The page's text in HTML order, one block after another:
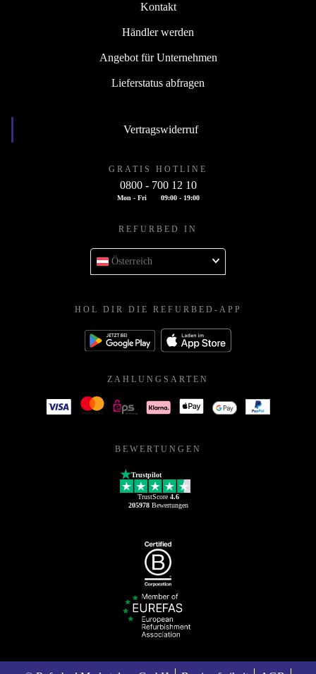
Kontakt
Händler werden
Angebot für Unternehmen
Lieferstatus abfragen
Vertragswiderruf
GRATIS HOTLINE
0800 - 700 12 10
Mon - Fri 09:00 - 19:00
REFURBED IN
Österreich
HOL DIR DIE REFURBED-APP
ZAHLUNGSARTEN
BEWERTUNGEN
Trustpilot
TrustScore 4.6
205978Bewertungen